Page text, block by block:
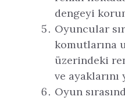
dengeyi
Oyuncular
komutlarına
üzerindeki
ve
Oyun